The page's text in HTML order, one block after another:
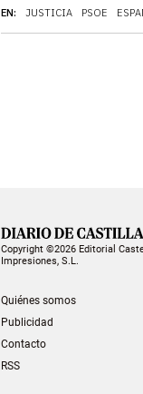
EN: JUSTICIA PSOE
Copyright ©2026 Editorial
Impresiones, S.L.
Quiénes somos
Publicidad
Contacto
RSS